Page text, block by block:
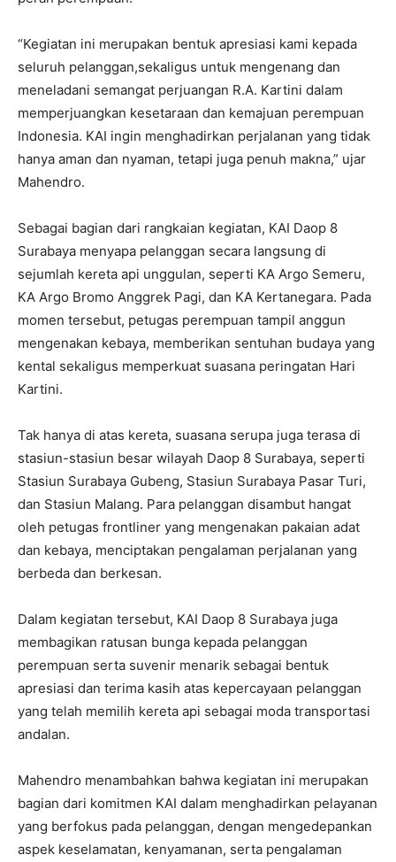
“Kegiatan ini merupakan bentuk apresiasi kami kepada
seluruh pelanggan,sekaligus untuk mengenang dan
meneladani semangat perjuangan R.A. Kartini dalam
memperjuangkan kesetaraan dan kemajuan perempuan
Indonesia. KAI ingin menghadirkan perjalanan yang tidak
hanya aman dan nyaman, tetapi juga penuh makna,” ujar
Mahendro.
Sebagai bagian dari rangkaian kegiatan, KAI Daop 8
Surabaya menyapa pelanggan secara langsung di
sejumlah kereta api unggulan, seperti KA Argo Semeru,
KA Argo Bromo Anggrek Pagi, dan KA Kertanegara. Pada
momen tersebut, petugas perempuan tampil anggun
mengenakan kebaya, memberikan sentuhan budaya yang
kental sekaligus memperkuat suasana peringatan Hari
Kartini.
Tak hanya di atas kereta, suasana serupa juga terasa di
stasiun-stasiun besar wilayah Daop 8 Surabaya, seperti
Stasiun Surabaya Gubeng, Stasiun Surabaya Pasar Turi,
dan Stasiun Malang. Para pelanggan disambut hangat
oleh petugas frontliner yang mengenakan pakaian adat
dan kebaya, menciptakan pengalaman perjalanan yang
berbeda dan berkesan.
Dalam kegiatan tersebut, KAI Daop 8 Surabaya juga
membagikan ratusan bunga kepada pelanggan
perempuan serta suvenir menarik sebagai bentuk
apresiasi dan terima kasih atas kepercayaan pelanggan
yang telah memilih kereta api sebagai moda transportasi
andalan.
Mahendro menambahkan bahwa kegiatan ini merupakan
bagian dari komitmen KAI dalam menghadirkan pelayanan
yang berfokus pada pelanggan, dengan mengedepankan
aspek keselamatan, kenyamanan, serta pengalaman